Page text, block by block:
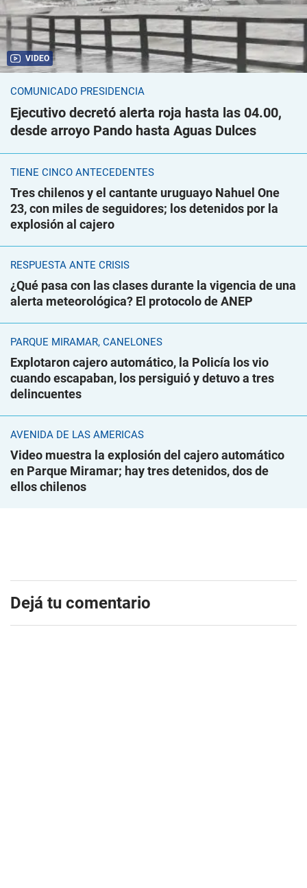
VIDEO
COMUNICADO PRESIDENCIA
Ejecutivo decretó alerta roja hasta las 04.00,
desde arroyo Pando hasta Aguas Dulces
TIENE CINCO ANTECEDENTES
Tres chilenos y el cantante uruguayo Nahuel One
23, con miles de seguidores; los detenidos por la
explosión al cajero
RESPUESTA ANTE CRISIS
¿Qué pasa con las clases durante la vigencia de una
alerta meteorológica? El protocolo de ANEP
PARQUE MIRAMAR, CANELONES
Explotaron cajero automático, la Policía los vio
cuando escapaban, los persiguió y detuvo a tres
delincuentes
AVENIDA DE LAS AMÉRICAS
Video muestra la explosión del cajero automático
en Parque Miramar; hay tres detenidos, dos de
ellos chilenos
Dejá tu comentario